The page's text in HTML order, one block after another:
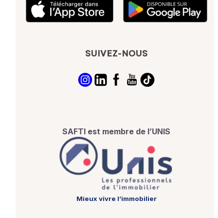
SUIVEZ-NOUS
SAFTI est membre de l’UNIS
Mieux vivre l’immobilier